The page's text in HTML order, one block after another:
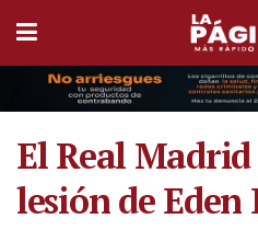
El Real
lesión de Eden